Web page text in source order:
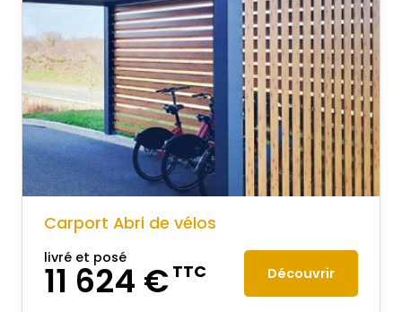
Carport Abri de vélos
livré et posé
11 624 €TTC Découvrir